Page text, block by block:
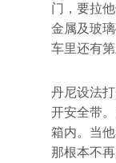
门，要拉
金属及玻
车里还有
丹尼设法
开安全带
箱内。当
那根本不